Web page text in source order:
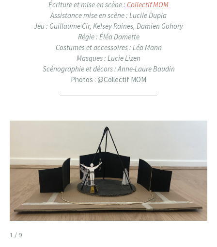
Écriture et mise en scène : Collectif MOM
Assistance mise en scène : Lucile Dupla
Jeu : Guillaume Cir, Kelsey Raines, Damien Gohory
Régie : Éléa Damette
Costumes et accessoires : Léa Mann
Masques : Lucie Lizen
Scénographie et décors : Anne-Laure Baudin
Photos : @Collectif MOM
1 / 9